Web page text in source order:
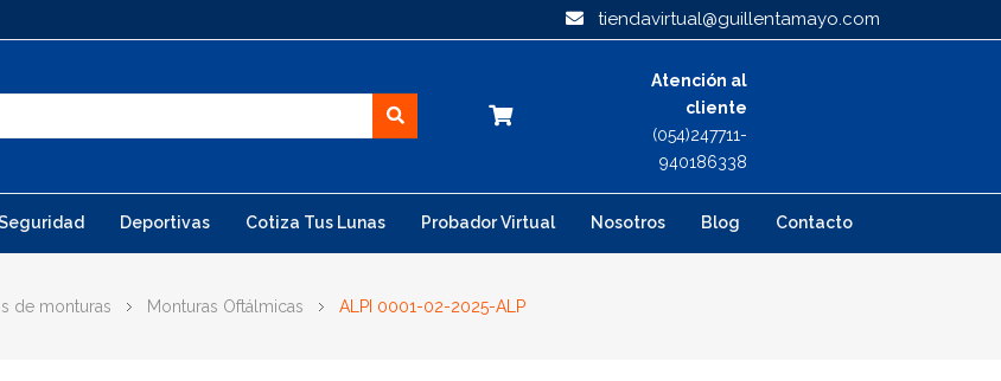
tiendavirtual@guillentamayo.com
Atención al
cliente
(054)247711-
940186338
Deportivas Cotiza Tus Lunas Probador Virtual Nosotros Blog Contacto
de monturas Monturas Oftálmicas ALPI 0001-02-2025-ALP